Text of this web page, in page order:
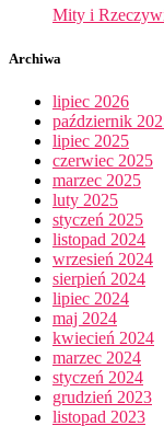
Mity i
Archiwa
lipiec 2026
październik
lipiec 2025
czerwiec 2025
marzec 2025
luty 2025
styczeń 2025
listopad 2024
wrzesień 2024
sierpień 2024
lipiec 2024
maj 2024
kwiecień 2024
marzec 2024
styczeń 2024
grudzień 2023
listopad 2023